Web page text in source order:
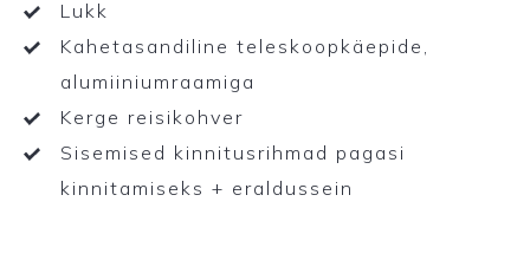
Lukk
Kahetasandiline teleskoopkäepide,
alumiiniumraamiga
Kerge reisikohver
Sisemised kinnitusrihmad pagasi
kinnitamiseks + eraldussein